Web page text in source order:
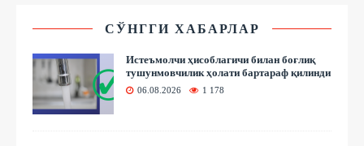
СЎНГГИ ХАБАРЛАР
Истеъмолчи ҳисоблагичи билан боғлиқ
тушунмовчилик ҳолати бартараф қилинди
06.08.2026 1 178